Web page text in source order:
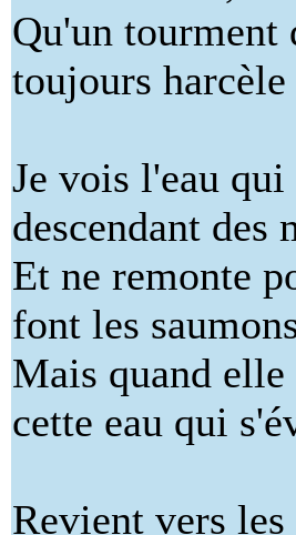
Qu'un tourment
toujours harcèle
Je vois l'eau qui
descendant des
Et ne remonte
font les
Mais quand elle
cette eau qui
Revient vers